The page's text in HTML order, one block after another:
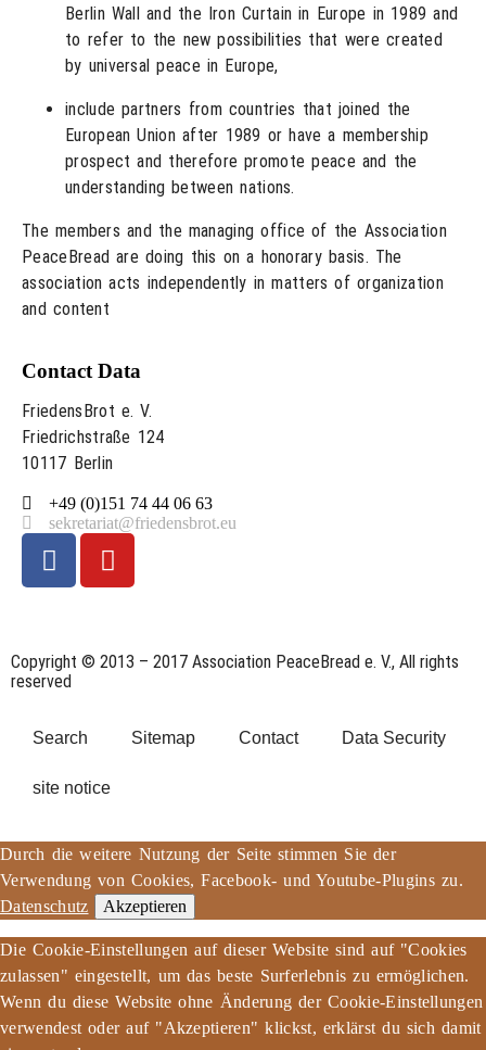
Berlin Wall and the Iron Curtain in Europe in 1989 and
to refer to the new possibilities that were created
by universal peace in Europe,
include partners from countries that joined the
European Union after 1989 or have a membership
prospect and therefore promote peace and the
understanding between nations.
The members and the managing office of the Association
PeaceBread are doing this on a honorary basis. The
association acts independently in matters of organization
and content
Contact Data
FriedensBrot e. V.
Friedrichstraße 124
10117 Berlin
+49 (0)151 74 44 06 63
sekretariat@friedensbrot.eu
Copyright © 2013 – 2017 Association PeaceBread e. V., All rights
reserved
Search Sitemap Contact Data Security
site notice
Durch die weitere Nutzung der Seite stimmen Sie der
Verwendung von Cookies, Facebook- und Youtube-Plugins zu.
Datenschutz
Akzeptieren
Die Cookie-Einstellungen auf dieser Website sind auf "Cookies
zulassen" eingestellt, um das beste Surferlebnis zu ermöglichen.
Wenn du diese Website ohne Änderung der Cookie-Einstellungen
verwendest oder auf "Akzeptieren" klickst, erklärst du sich damit